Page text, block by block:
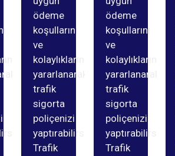
ödeme
koşullarını
ve
kolaylıklarından
yararlanarak
trafik
sigorta
poliçenizi
yaptırabilirsiniz.
Trafik
ödeme
koşullarını
ve
kolaylıklarından
yararlanarak
trafik
sigorta
poliçenizi
yaptırabilirsiniz.
Trafik